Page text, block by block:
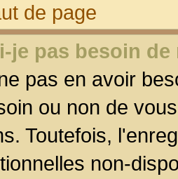
de page
je pas besoin
pas en avoir
ou non de
Toutefois,
non-